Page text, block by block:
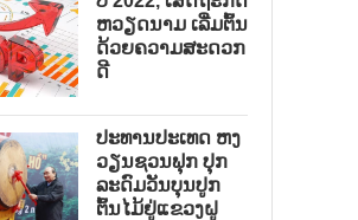
ຫວຽດນາມ ເລີ່ມຕົ້ນ
ດ້ວຍຄວາມສະດວກ
ດີ
ປະທານປະເທດ ຫງ
ວຽນຊວນຟຸກ ປຸກ
ລະດົມວັນບຸນປູກ
ຕົ້ນໄມ້ຢູ່ແຂວງຝູ